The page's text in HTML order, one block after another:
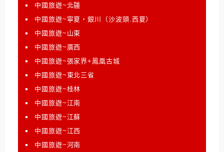
中國旅遊~北疆
中國旅遊~寧夏‧銀川（沙波頭.西夏）
中國旅遊~山東
中國旅遊~廣西
中國旅遊~張家界+鳳凰古城
中國旅遊~東北三省
中國旅遊~桂林
中國旅遊~江南
中國旅遊~江蘇
中國旅遊~江西
中國旅遊~河南